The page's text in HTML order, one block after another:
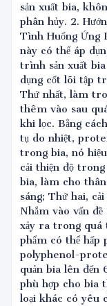
sản xuất bia,
phân hủy. 2.
Tình Huống Ứng
này có thể áp
trình sản xuất
dụng cốt lõi tập
Thứ nhất, làm
thêm vào sau
khi lọc. Bằng
tụ do nhiệt,
trong bia, nó
cải thiện độ
bia, làm cho
sáng; Thứ hai,
Nhắm vào vấn
xảy ra trong quá
phẩm có thể hấp
polyphenol-
quản bia lên đến
phù hợp cho bia
loại khác có yêu